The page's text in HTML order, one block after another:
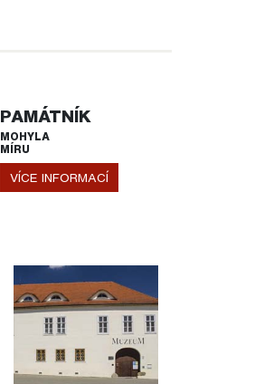
PAMÁTNÍK
MOHYLA
MÍRU
VÍCE INFORMACÍ